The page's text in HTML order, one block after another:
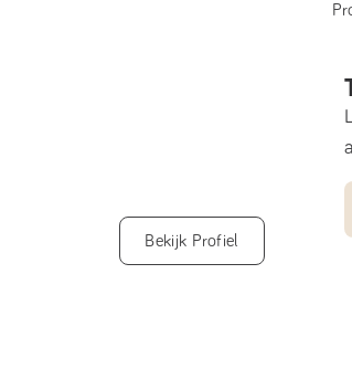
Bekijk Profiel